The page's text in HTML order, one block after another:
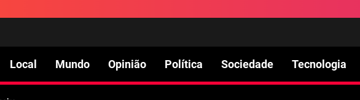
Local Mundo Opinião Política Sociedade Tecnologia